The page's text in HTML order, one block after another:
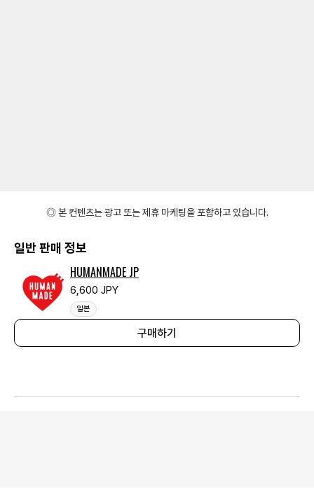
◎ 본 컨텐츠는 광고 또는 제휴 마케팅을 포함하고 있습니다.
일반 판매 정보
HUMANMADE JP
6,600 JPY
일본
구매하기